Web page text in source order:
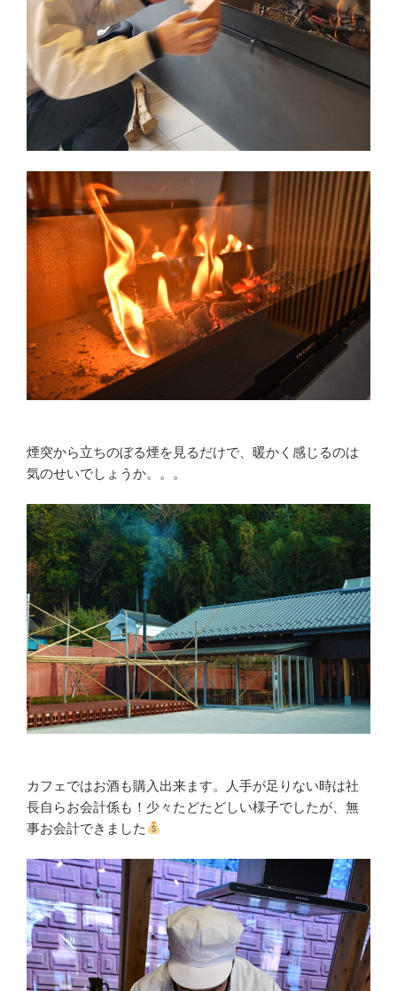
煙突から立ちのぼる煙を見るだけで、暖かく感じるのは
気のせいでしょうか。。。
カフェではお酒も購入出来ます。人手が足りない時は社
長自らお会計係も！少々たどたどしい様子でしたが、無
事お会計できました